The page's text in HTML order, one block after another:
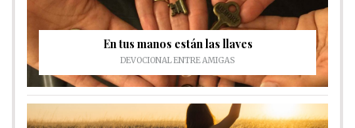
En tus manos están las llaves
DEVOCIONAL ENTRE AMIGAS